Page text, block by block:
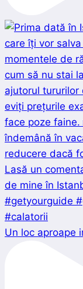
Un loc aproape